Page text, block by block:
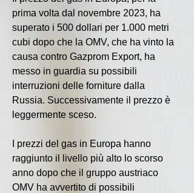
prima volta dal novembre 2023, ha
superato i 500 dollari per 1.000 metri
cubi dopo che la OMV, che ha vinto la
causa contro Gazprom Export, ha
messo in guardia su possibili
interruzioni delle forniture dalla
Russia. Successivamente il prezzo è
leggermente sceso.
I prezzi del gas in Europa hanno
raggiunto il livello più alto lo scorso
anno dopo che il gruppo austriaco
OMV ha avvertito di possibili